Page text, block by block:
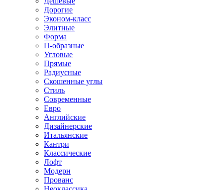
Дорогие
Эконом-класс
Элитные
Форма
П-образные
Угловые
Прямые
Радиусные
Скошенные углы
Стиль
Современные
Евро
Английские
Дизайнерские
Итальянские
Кантри
Классические
Лофт
Модерн
Прованс